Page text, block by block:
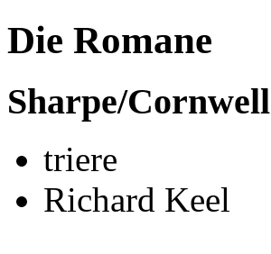
Die Romane
Sharpe/Cornwell
triere
Richard Keel